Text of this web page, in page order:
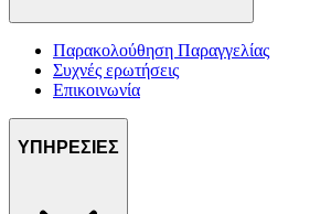
Παρακολούθηση Παραγγελίας
Συχνές ερωτήσεις
Επικοινωνία
ΥΠΗΡΕΣΙΕΣ